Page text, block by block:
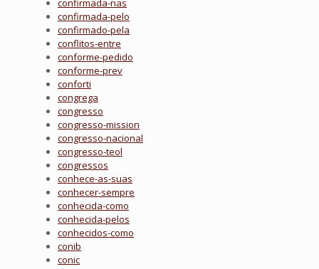
confirmada-nas
confirmada-pelo
confirmado-pela
conflitos-entre
conforme-pedido
conforme-prev
conforti
congrega
congresso
congresso-mission
congresso-nacional
congresso-teol
congressos
conhece-as-suas
conhecer-sempre
conhecida-como
conhecida-pelos
conhecidos-como
conib
conic